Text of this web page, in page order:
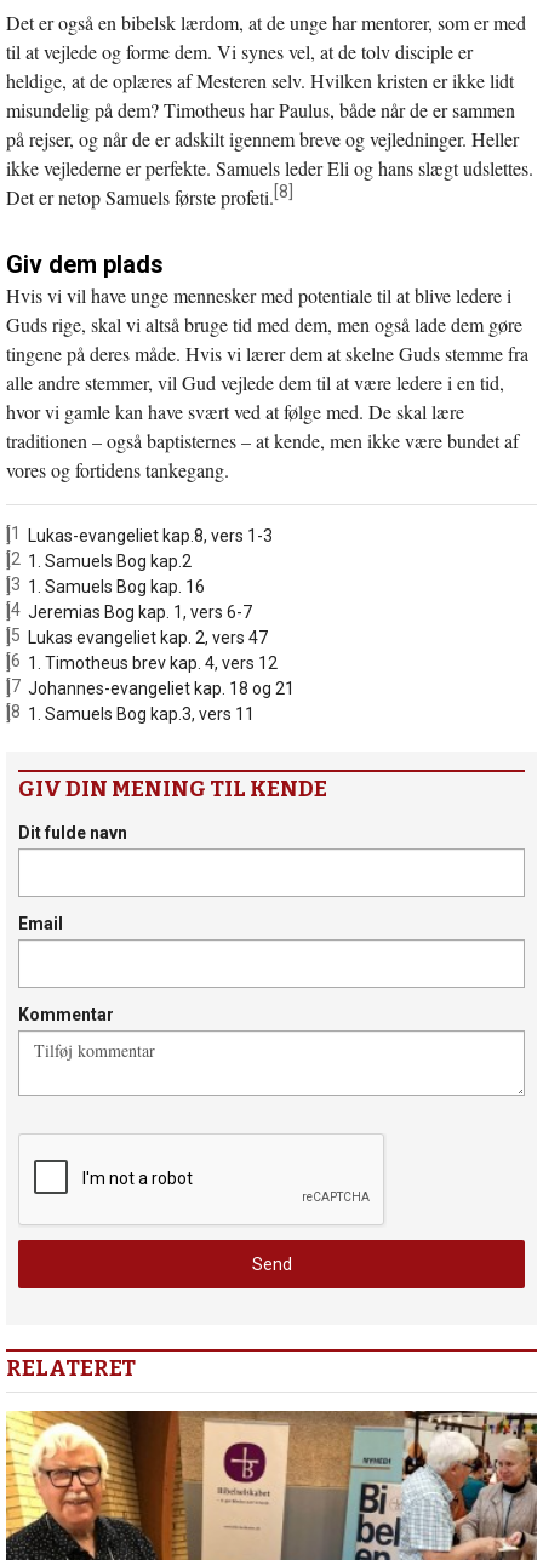
Det er også en bibelsk lærdom, at de unge har mentorer, som er med
til at vejlede og forme dem. Vi synes vel, at de tolv disciple er
heldige, at de oplæres af Mesteren selv. Hvilken kristen er ikke lidt
misundelig på dem? Timotheus har Paulus, både når de er sammen
på rejser, og når de er adskilt igennem breve og vejledninger. Heller
ikke vejlederne er perfekte. Samuels leder Eli og hans slægt udslettes.
Det er netop Samuels første profeti.[8]
Giv dem plads
Hvis vi vil have unge mennesker med potentiale til at blive ledere i
Guds rige, skal vi altså bruge tid med dem, men også lade dem gøre
tingene på deres måde. Hvis vi lærer dem at skelne Guds stemme fra
alle andre stemmer, vil Gud vejlede dem til at være ledere i en tid,
hvor vi gamle kan have svært ved at følge med. De skal lære
traditionen – også baptisternes – at kende, men ikke være bundet af
vores og fortidens tankegang.
[1]
Lukas-evangeliet kap.8, vers 1-3
[2]
1. Samuels Bog kap.2
[3]
1. Samuels Bog kap. 16
[4]
Jeremias Bog kap. 1, vers 6-7
[5]
Lukas evangeliet kap. 2, vers 47
[6]
1. Timotheus brev kap. 4, vers 12
[7]
Johannes-evangeliet kap. 18 og 21
[8]
1. Samuels Bog kap.3, vers 11
GIV DIN MENING TIL KENDE
Dit fulde navn
Email
Kommentar
RELATERET